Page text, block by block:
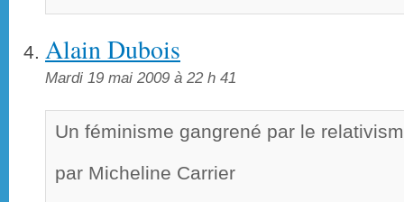
Alain Dubois
Mardi 19 mai 2009 à 22 h 41
Un féminisme gangrené par le
par Micheline Carrier